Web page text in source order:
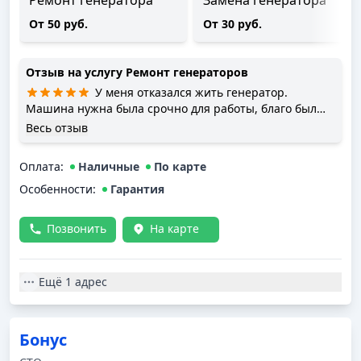
От 50 руб. От 30 руб.
Отзыв на услугу Ремонт генераторов
У меня отказался жить генератор.
Машина нужна была срочно для работы, благо был
совсем рядом от ребят. Доехал без зарядки! Объяснил
Весь отзыв
Оплата: Наличные
По карте
Особенности:
Гарантия
Позвонить На карте
Ещё 1 адрес
Бонус